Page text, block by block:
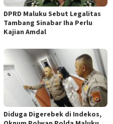
DPRD Maluku Sebut Legalitas
Tambang Sinabar Iha Perlu
Kajian Amdal
Diduga Digerebek di Indekos,